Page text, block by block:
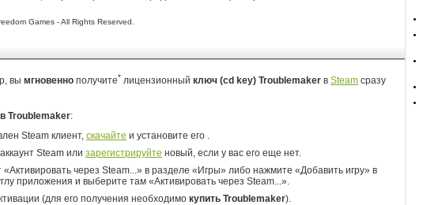
Games - All Rights Reserved.
вы мгновенно получите* лицензионный ключ (cd key) Troublemaker в Steam сразу
Troublemaker:
Steam клиент, скачайте и установите его .
Steam или зарегистрируйте новый, если у вас его еще нет.
«Активировать через Steam...» в разделе «Игры» либо нажмите «Добавить игру» в
приложения и выберите там «Активировать через Steam...».
(для его получения необходимо купить Troublemaker).